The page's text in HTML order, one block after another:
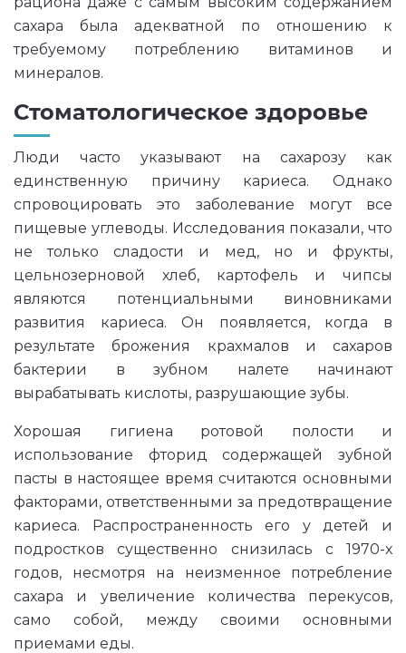
сахара была адекватной по отношению к
требуемому потреблению витаминов и
минералов.
Стоматологическое здоровье
Люди часто указывают на сахарозу как
единственную причину кариеса. Однако
спровоцировать это заболевание могут все
пищевые углеводы. Исследования показали, что
не только сладости и мед, но и фрукты,
цельнозерновой хлеб, картофель и чипсы
являются потенциальными виновниками
развития кариеса. Он появляется, когда в
результате брожения крахмалов и сахаров
бактерии в зубном налете начинают
вырабатывать кислоты, разрушающие зубы.
Хорошая гигиена ротовой полости и
использование фторид содержащей зубной
пасты в настоящее время считаются основными
факторами, ответственными за предотвращение
кариеса. Распространенность его у детей и
подростков существенно снизилась с 1970-х
годов, несмотря на неизменное потребление
сахара и увеличение количества перекусов,
само собой, между своими основными
приемами еды.